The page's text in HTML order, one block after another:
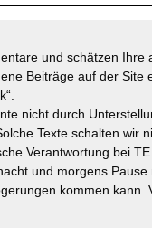
und schätzen Ihre
Beiträge auf der Site
nicht durch
Texte schalten wir
Verantwortung bei
und morgens
kommen kann.